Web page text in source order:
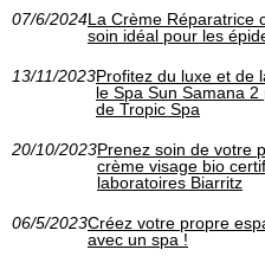
07/6/2024La Crème Réparatrice
soin idéal pour les
13/11/2023Profitez du luxe et de
le Spa Sun Samana
de Tropic Spa
20/10/2023Prenez soin de votre
crème visage bio
laboratoires Biarritz
06/5/2023Créez votre propre
avec un spa !